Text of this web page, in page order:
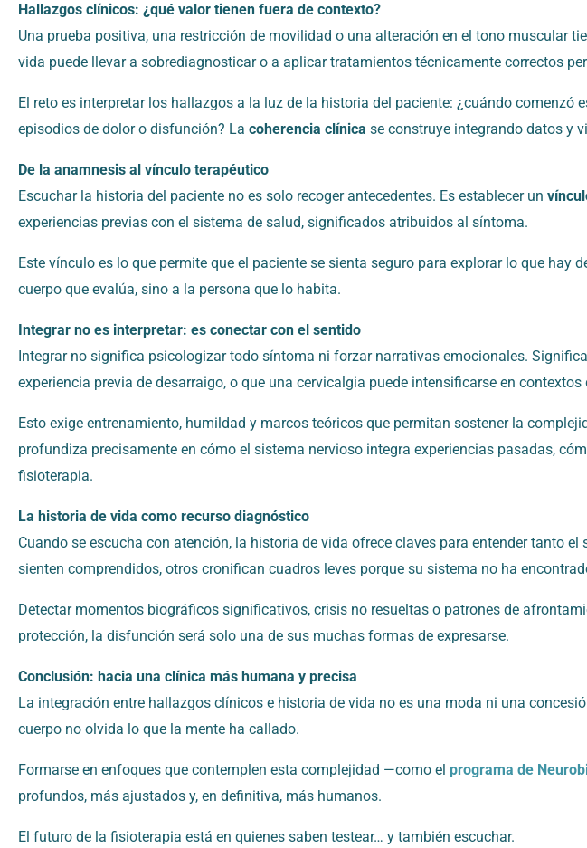
Hallazgos clínicos: ¿qué valor tienen fuera de contexto?
Una prueba positiva, una restricción de movilidad o una alteración en el tono muscular
vida puede llevar a sobrediagnosticar o a aplicar tratamientos técnicamente correctos
El reto es interpretar los hallazgos a la luz de la historia del paciente: ¿cuándo
episodios de dolor o disfunción? La coherencia clínica se construye integrando datos y
De la anamnesis al vínculo terapéutico
Escuchar la historia del paciente no es solo recoger antecedentes. Es establecer un
experiencias previas con el sistema de salud, significados atribuidos al síntoma.
Este vínculo es lo que permite que el paciente se sienta seguro para explorar lo que
cuerpo que evalúa, sino a la persona que lo habita.
Integrar no es interpretar: es conectar con el sentido
Integrar no significa psicologizar todo síntoma ni forzar narrativas emocionales.
experiencia previa de desarraigo, o que una cervicalgia puede intensificarse en
Esto exige entrenamiento, humildad y marcos teóricos que permitan sostener la
profundiza precisamente en cómo el sistema nervioso integra experiencias pasadas,
fisioterapia.
La historia de vida como recurso diagnóstico
Cuando se escucha con atención, la historia de vida ofrece claves para entender tanto
sienten comprendidos, otros cronifican cuadros leves porque su sistema no ha
Detectar momentos biográficos significativos, crisis no resueltas o patrones de
protección, la disfunción será solo una de sus muchas formas de expresarse.
Conclusión: hacia una clínica más humana y precisa
La integración entre hallazgos clínicos e historia de vida no es una moda ni una
cuerpo no olvida lo que la mente ha callado.
Formarse en enfoques que contemplen esta complejidad —como el programa de
profundos, más ajustados y, en definitiva, más humanos.
El futuro de la fisioterapia está en quienes saben testear… y también escuchar.